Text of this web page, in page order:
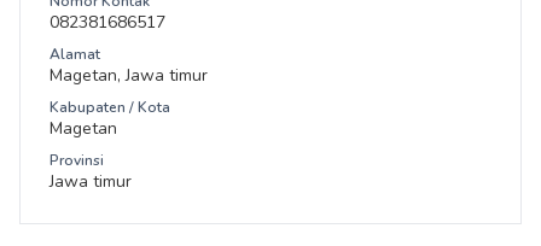
082381686517
Alamat
Magetan, Jawa timur
Kabupaten / Kota
Magetan
Provinsi
Jawa timur